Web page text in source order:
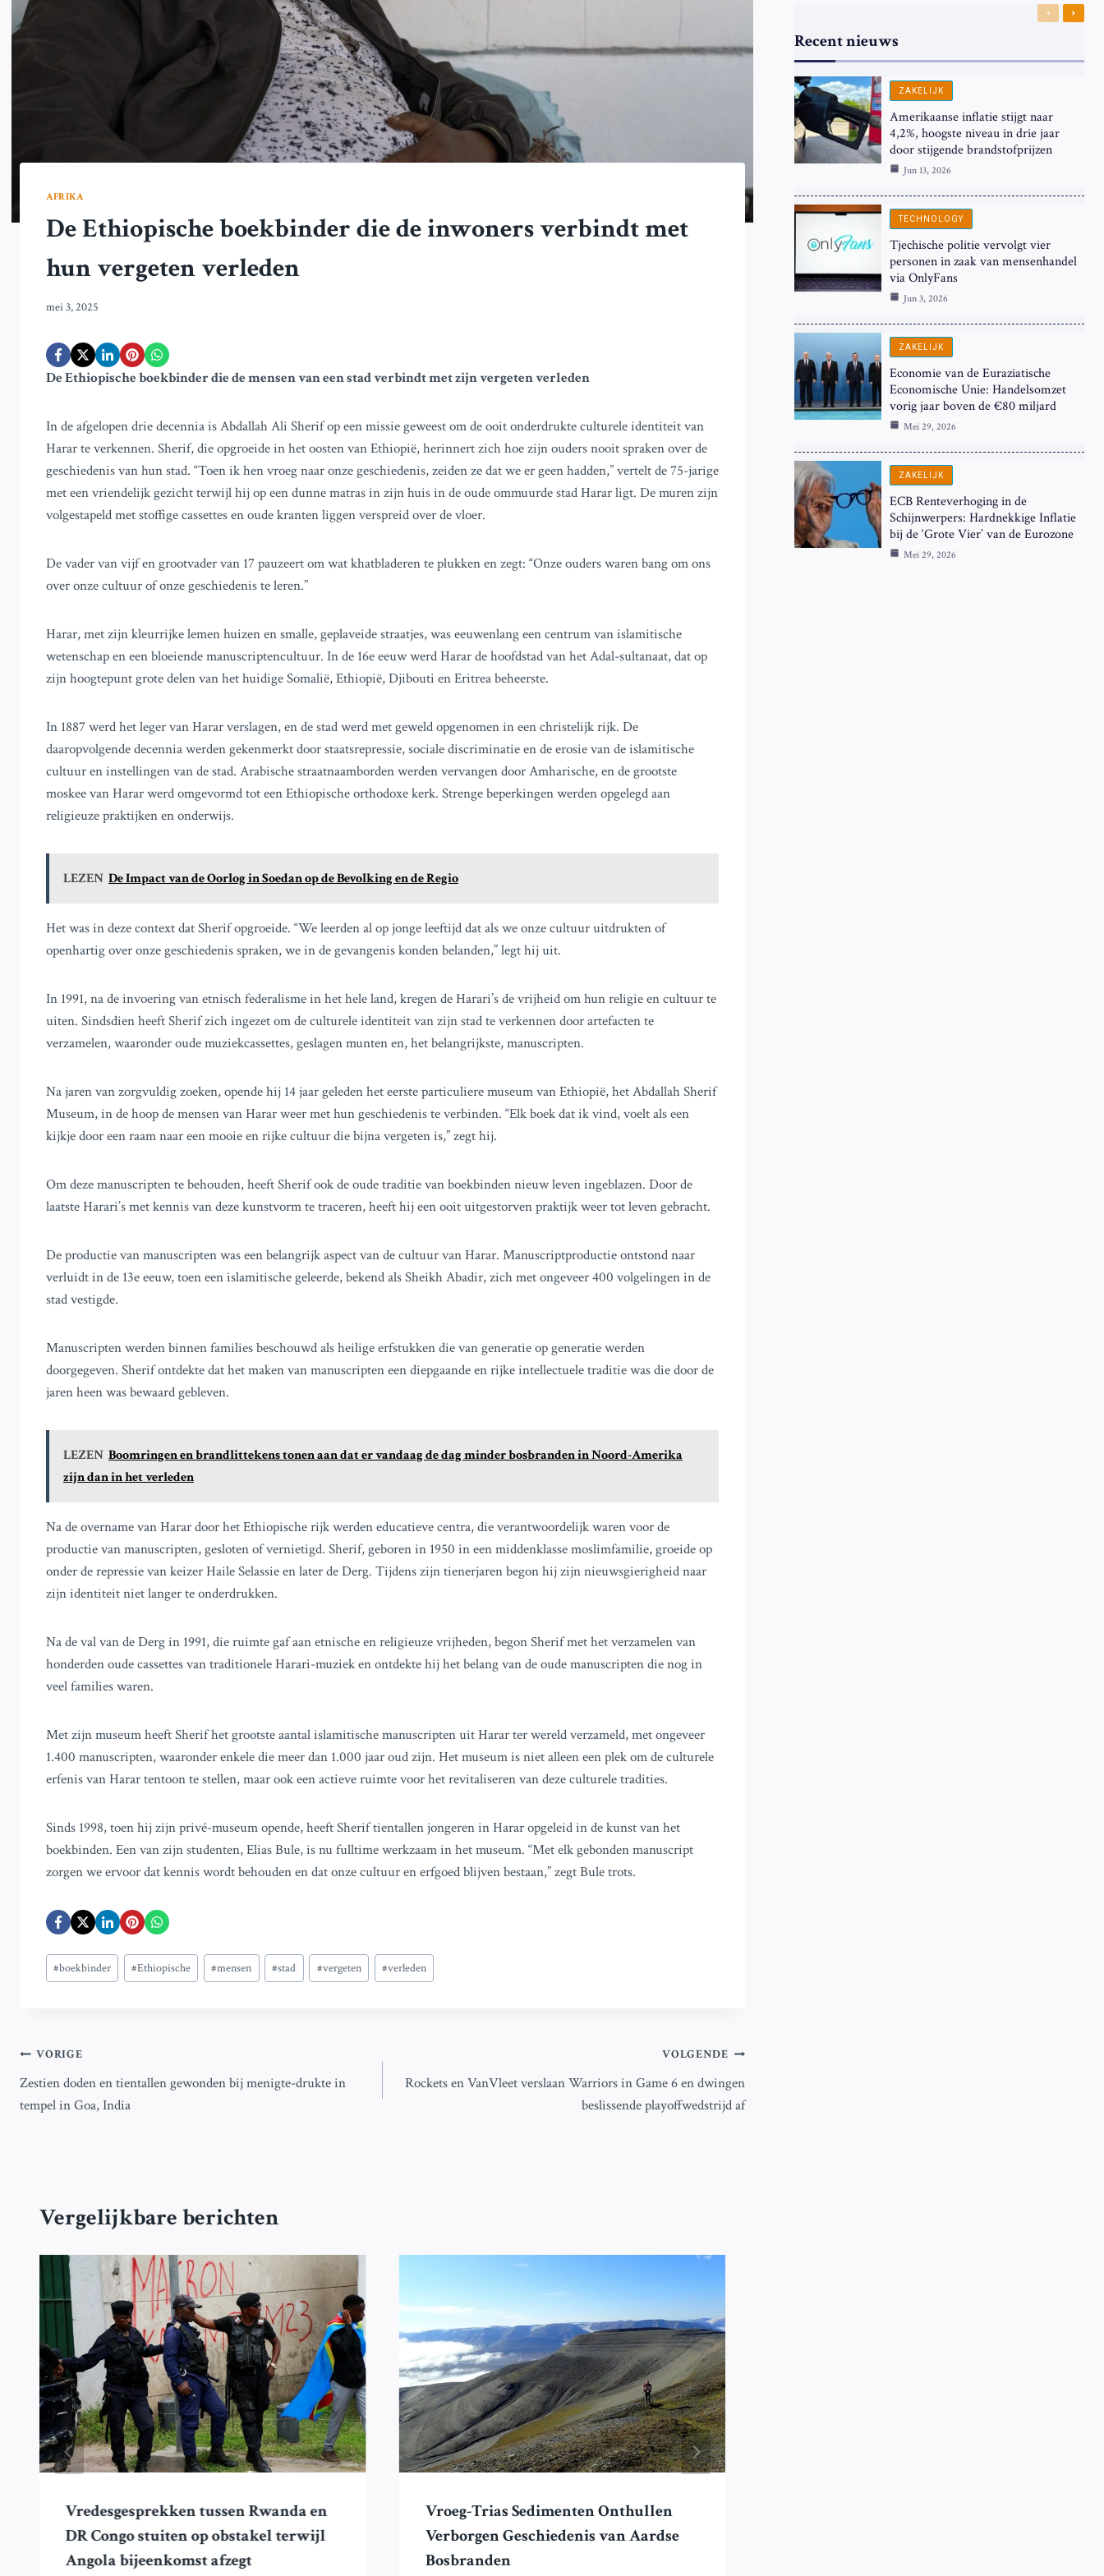
AFRIKA
De Ethiopische boekbinder die de inwoners verbindt met
hun vergeten verleden
mei 3, 2025
De Ethiopische boekbinder die de mensen van een stad verbindt met zijn vergeten verleden
In de afgelopen drie decennia is Abdallah Ali Sherif op een missie geweest om de ooit onderdrukte culturele identiteit van
Harar te verkennen. Sherif, die opgroeide in het oosten van Ethiopië, herinnert zich hoe zijn ouders nooit spraken over de
geschiedenis van hun stad. “Toen ik hen vroeg naar onze geschiedenis, zeiden ze dat we er geen hadden,” vertelt de 75-jarige
met een vriendelijk gezicht terwijl hij op een dunne matras in zijn huis in de oude ommuurde stad Harar ligt. De muren zijn
volgestapeld met stoffige cassettes en oude kranten liggen verspreid over de vloer.
De vader van vijf en grootvader van 17 pauzeert om wat khatbladeren te plukken en zegt: “Onze ouders waren bang om ons
over onze cultuur of onze geschiedenis te leren.”
Harar, met zijn kleurrijke lemen huizen en smalle, geplaveide straatjes, was eeuwenlang een centrum van islamitische
wetenschap en een bloeiende manuscriptencultuur. In de 16e eeuw werd Harar de hoofdstad van het Adal-sultanaat, dat op
zijn hoogtepunt grote delen van het huidige Somalië, Ethiopië, Djibouti en Eritrea beheerste.
In 1887 werd het leger van Harar verslagen, en de stad werd met geweld opgenomen in een christelijk rijk. De
daaropvolgende decennia werden gekenmerkt door staatsrepressie, sociale discriminatie en de erosie van de islamitische
cultuur en instellingen van de stad. Arabische straatnaamborden werden vervangen door Amharische, en de grootste
moskee van Harar werd omgevormd tot een Ethiopische orthodoxe kerk. Strenge beperkingen werden opgelegd aan
religieuze praktijken en onderwijs.
LEZEN De Impact van de Oorlog in Soedan op de Bevolking en de Regio
Het was in deze context dat Sherif opgroeide. “We leerden al op jonge leeftijd dat als we onze cultuur uitdrukten of
openhartig over onze geschiedenis spraken, we in de gevangenis konden belanden,” legt hij uit.
In 1991, na de invoering van etnisch federalisme in het hele land, kregen de Harari’s de vrijheid om hun religie en cultuur te
uiten. Sindsdien heeft Sherif zich ingezet om de culturele identiteit van zijn stad te verkennen door artefacten te
verzamelen, waaronder oude muziekcassettes, geslagen munten en, het belangrijkste, manuscripten.
Na jaren van zorgvuldig zoeken, opende hij 14 jaar geleden het eerste particuliere museum van Ethiopië, het Abdallah Sherif
Museum, in de hoop de mensen van Harar weer met hun geschiedenis te verbinden. “Elk boek dat ik vind, voelt als een
kijkje door een raam naar een mooie en rijke cultuur die bijna vergeten is,” zegt hij.
Om deze manuscripten te behouden, heeft Sherif ook de oude traditie van boekbinden nieuw leven ingeblazen. Door de
laatste Harari’s met kennis van deze kunstvorm te traceren, heeft hij een ooit uitgestorven praktijk weer tot leven gebracht.
De productie van manuscripten was een belangrijk aspect van de cultuur van Harar. Manuscriptproductie ontstond naar
verluidt in de 13e eeuw, toen een islamitische geleerde, bekend als Sheikh Abadir, zich met ongeveer 400 volgelingen in de
stad vestigde.
Manuscripten werden binnen families beschouwd als heilige erfstukken die van generatie op generatie werden
doorgegeven. Sherif ontdekte dat het maken van manuscripten een diepgaande en rijke intellectuele traditie was die door de
jaren heen was bewaard gebleven.
LEZEN Boomringen en brandlittekens tonen aan dat er vandaag de dag minder bosbranden in Noord-Amerika
zijn dan in het verleden
Na de overname van Harar door het Ethiopische rijk werden educatieve centra, die verantwoordelijk waren voor de
productie van manuscripten, gesloten of vernietigd. Sherif, geboren in 1950 in een middenklasse moslimfamilie, groeide op
onder de repressie van keizer Haile Selassie en later de Derg. Tijdens zijn tienerjaren begon hij zijn nieuwsgierigheid naar
zijn identiteit niet langer te onderdrukken.
Na de val van de Derg in 1991, die ruimte gaf aan etnische en religieuze vrijheden, begon Sherif met het verzamelen van
honderden oude cassettes van traditionele Harari-muziek en ontdekte hij het belang van de oude manuscripten die nog in
veel families waren.
Met zijn museum heeft Sherif het grootste aantal islamitische manuscripten uit Harar ter wereld verzameld, met ongeveer
1.400 manuscripten, waaronder enkele die meer dan 1.000 jaar oud zijn. Het museum is niet alleen een plek om de culturele
erfenis van Harar tentoon te stellen, maar ook een actieve ruimte voor het revitaliseren van deze culturele tradities.
Sinds 1998, toen hij zijn privé-museum opende, heeft Sherif tientallen jongeren in Harar opgeleid in de kunst van het
boekbinden. Een van zijn studenten, Elias Bule, is nu fulltime werkzaam in het museum. “Met elk gebonden manuscript
zorgen we ervoor dat kennis wordt behouden en dat onze cultuur en erfgoed blijven bestaan,” zegt Bule trots.
Bericht
tags:
#boekbinder #Ethiopische #mensen #stad #vergeten #verleden
Bericht
navigatie
VORIGE
Zestien doden en tientallen gewonden bij menigte-drukte in
tempel in Goa, India
VOLGENDE
Rockets en VanVleet verslaan Warriors in Game 6 en dwingen
beslissende playoffwedstrijd af
Vergelijkbare berichten
Vredesgesprekken tussen Rwanda en
DR Congo stuiten op obstakel terwijl
Angola bijeenkomst afzegt
Vroeg-Trias Sedimenten Onthullen
Verborgen Geschiedenis van Aardse
Bosbranden
Recent nieuws
Previous
Next
ZAKELIJK
Amerikaanse inflatie stijgt naar
4,2%, hoogste niveau in drie jaar
door stijgende brandstofprijzen
Jun 13, 2026
TECHNOLOGY
Tjechische politie vervolgt vier
personen in zaak van mensenhandel
via OnlyFans
Jun 3, 2026
ZAKELIJK
Economie van de Euraziatische
Economische Unie: Handelsomzet
vorig jaar boven de €80 miljard
Mei 29, 2026
ZAKELIJK
ECB Renteverhoging in de
Schijnwerpers: Hardnekkige Inflatie
bij de ‘Grote Vier’ van de Eurozone
Mei 29, 2026